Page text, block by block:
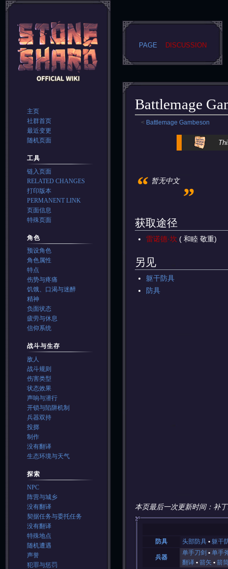
Battlemage
< Battlemage Gambeson
“ 暂无中文 „
获取途径
雷诺德·坎 ( 和睦 敬重)
另见
躯干防具
防具
本页最后一次更新时间：补
防具 头部防具 躯干
兵器
单手刀剑
单手
翻译
箭矢
箭
PAGE DISCUSSION
主页
社群首页
最近变更
随机页面
工具
链入页面
RELATED CHANGES
打印版本
PERMANENT LINK
页面信息
特殊页面
角色
预设角色
角色属性
特点
伤势与疼痛
饥饿、口渴与迷醉
精神
负面状态
疲劳与休息
信仰系统
战斗与生存
敌人
战斗规则
伤害类型
状态效果
声响与潜行
开锁与陷阱机制
兵器双持
投掷
制作
没有翻译
生态环境与天气
探索
NPC
阵营与城乡
没有翻译
契据任务与委托任务
没有翻译
特殊地点
随机遭遇
声誉
犯罪与惩罚